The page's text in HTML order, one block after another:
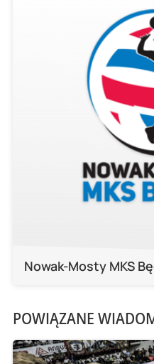
Nowak-Mosty MKS
POWIĄZANE